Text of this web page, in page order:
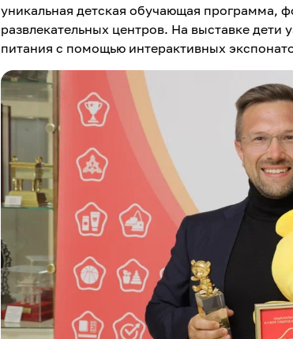
уникальная детская обучающая программа,
развлекательных центров. На выставке дети
питания с помощью интерактивных